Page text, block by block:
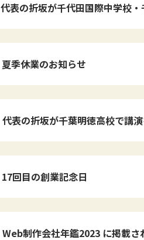
代表の折坂が千代田国際中学校
夏季休業のお知らせ
代表の折坂が千葉明徳高校で講演
17回目の創業記念日
Web制作会社年鑑2023 に掲載さ